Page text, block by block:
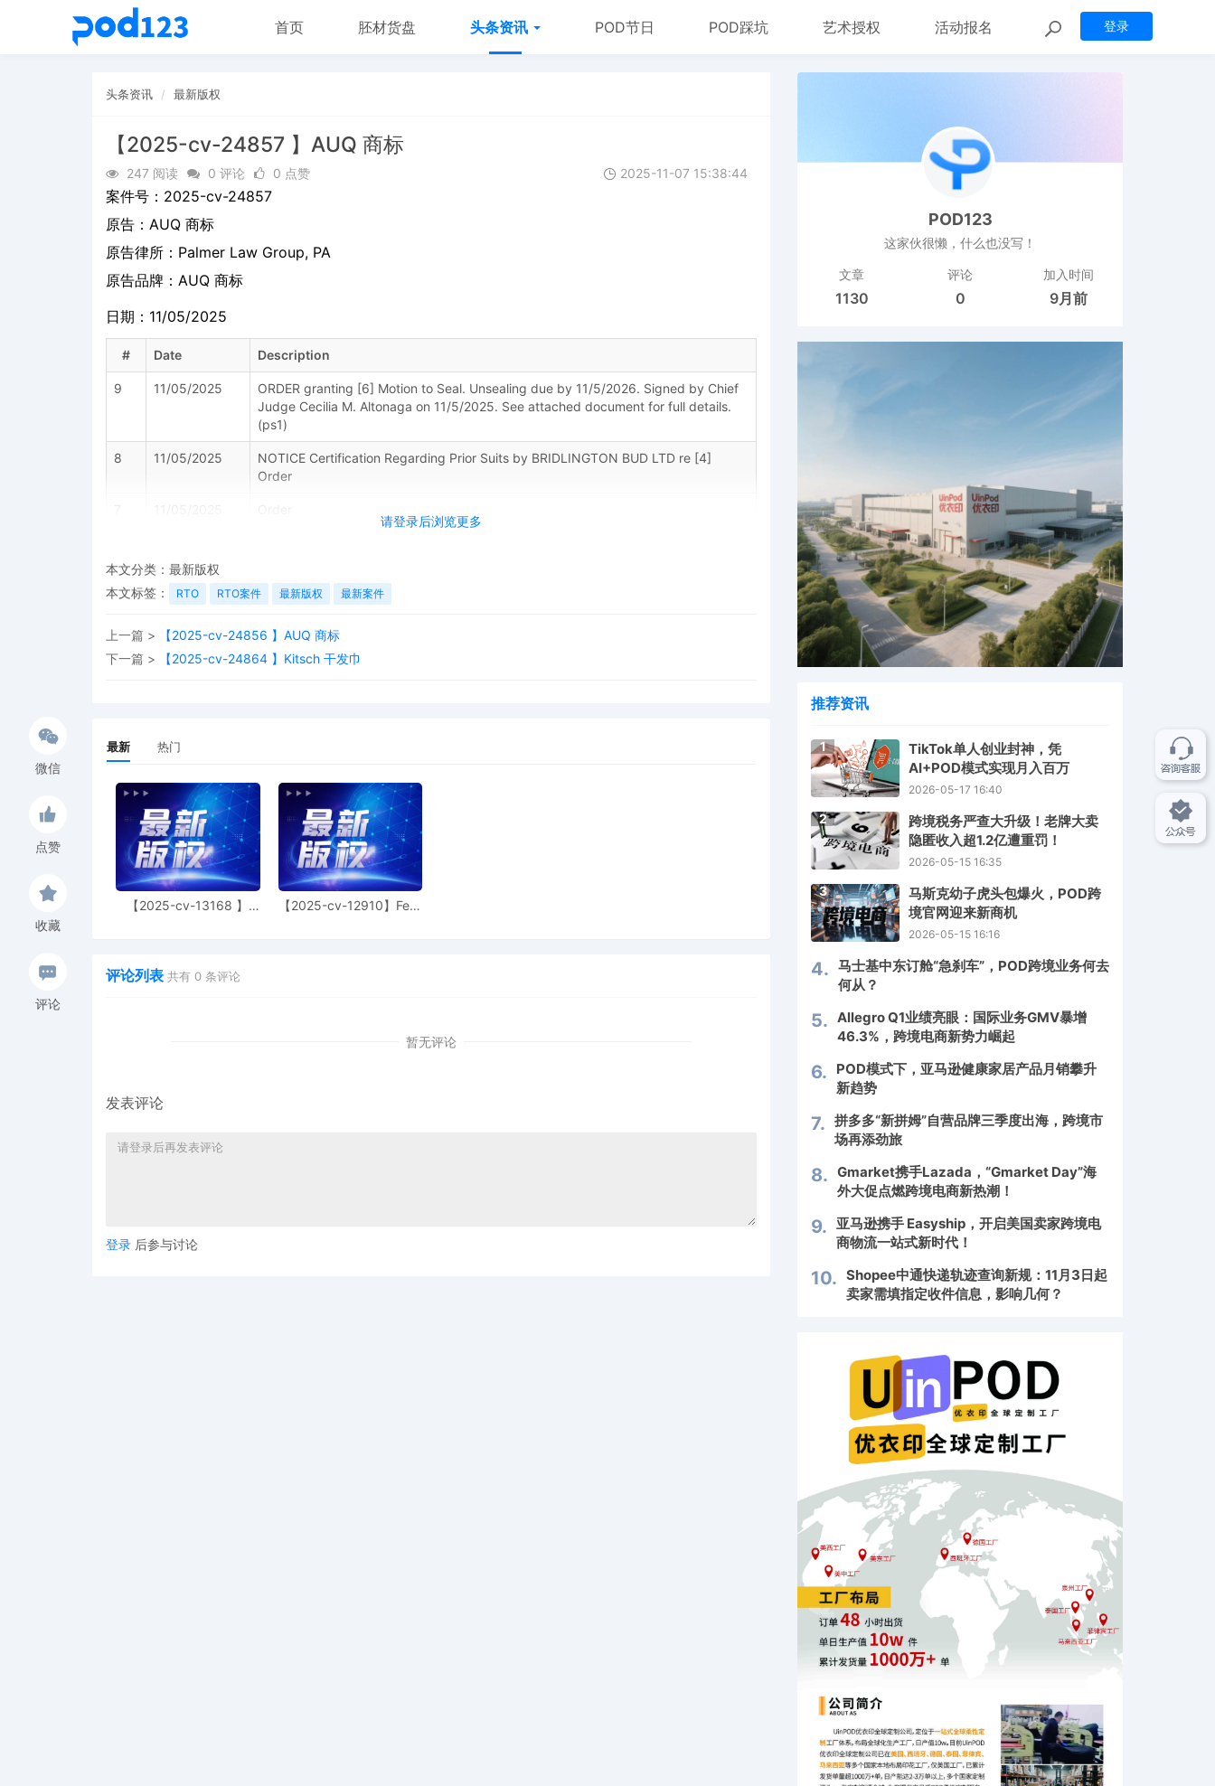
登录
首页 胚材货盘 头条资讯 POD节日 POD踩坑 艺术授权 活动报名
头条资讯 最新版权
【2025-cv-24857 】AUQ 商标
247 阅读 0 评论 0 点赞 2025-11-07 15:38:44
请登录后浏览更多
案件号： 2025-cv-24857
原告： AUQ 商标
原告律所：Palmer Law Group, PA
原告品牌： AUQ 商标
日期：11/05/2025
# Date Description
9 11/05/2025
ORDER granting [6] Motion to Seal. Unsealing due by 11/5/2026. Signed by Chief
Judge Cecilia M. Altonaga on 11/5/2025. See attached document for full details.
(ps1)
8 11/05/2025
NOTICE Certification Regarding Prior Suits by BRIDLINGTON BUD LTD re [4]
Order
5 11/05/2025
BRIDLINGTON BUD LTD
10/22/2025
OMNIBUS ORDER Regarding Schedule "A" Causes of Action 1 Complaint, filed by
BRIDLINGTON BUD LTD. Signed by Chief Judge Cecilia M. Altonaga on
10/22/2025. See attached document for full details. (ps1)
2 10/22/2025
Lisette M. Reid is available to handle any or all proceedings in this case. If agreed,
parties should complete and file the Consent form found on our website. It is not
necessary to file a document indicating lack of consent.
10/22/2025
COMPLAINT against The Partnerships, Unincorporated Associations Identified on
Schedule A. Filing fees $ 405.00 receipt number AFLSDC-18890717, filed by
BRIDLINGTON BUD LTD.
微信
点赞
收藏
评论
本文分类： 最新版权
本文标签：
RTO RTO案件 最新版权 最新案件
上一篇 >
【2025-cv-24856 】AUQ 商标
下一篇 >
【2025-cv-24864 】Kitsch 干发巾
最新 热门
【2025-cv-13168 】
【2025-cv-12910】Fear
评论列表 共有 0 条评论
暂无评论
发表评论
登录 后参与讨论
POD123
这家伙很懒，什么也没写！
文章
1130
评论
0
加入时间
9月前
推荐资讯
1
TikTok单人创业封神，凭
AI+POD模式实现月入百万
2026-05-17 16:40
2
跨境税务严查大升级！老牌大卖
隐匿收入超1.2亿遭重罚！
2026-05-15 16:35
3
马斯克幼子虎头包爆火，POD跨
境官网迎来新商机
2026-05-15 16:16
4. 马士基中东订舱“急刹车”，POD跨境业务何去
何从？
5. Allegro Q1业绩亮眼：国际业务GMV暴增
46.3%，跨境电商新势力崛起
6.
POD模式下，亚马逊健康家居产品月销攀升
新趋势
7. 拼多多“新拼姆”自营品牌三季度出海，跨境市
场再添劲旅
8. Gmarket携手Lazada，“Gmarket Day”海
外大促点燃跨境电商新热潮！
9. 亚马逊携手 Easyship，开启美国卖家跨境电
商物流一站式新时代！
10. Shopee中通快递轨迹查询新规：11月3日起
卖家需填指定收件信息，影响几何？